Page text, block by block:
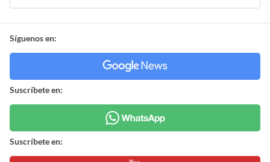
Síguenos en:
Suscríbete en:
Suscríbete en: